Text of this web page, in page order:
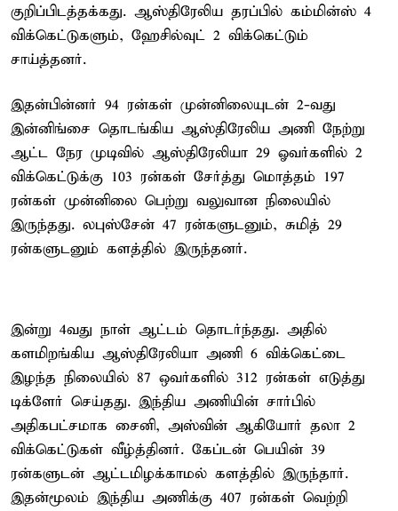
குறிப்பிடத்தக்கது. ஆஸ்திரேலிய தரப்பில் கம்மின்ஸ் 4
விக்கெட்டுகளும், ஹேசில்வுட் 2 விக்கெட்டும்
சாய்த்தனர்.
இதன்பின்னர் 94 ரன்கள் முன்னிலையுடன் 2-வது
இன்னிங்சை தொடங்கிய ஆஸ்திரேலிய அணி நேற்று
ஆட்ட நேர முடிவில் ஆஸ்திரேலியா 29 ஓவர்களில் 2
விக்கெட்டுக்கு 103 ரன்கள் சேர்த்து மொத்தம் 197
ரன்கள் முன்னிலை பெற்று வலுவான நிலையில்
இருந்தது. லபுஸ்சேன் 47 ரன்களுடனும், சுமித் 29
ரன்களுடனும் களத்தில் இருந்தனர்.
இன்று 4வது நாள் ஆட்டம் தொடர்ந்தது. அதில்
களமிறங்கிய ஆஸ்திரேலியா அணி 6 விக்கெட்டை
இழந்த நிலையில் 87 ஒவர்களில் 312 ரன்கள் எடுத்து
டிக்ளேர் செய்தது. இந்திய அணியின் சார்பில்
அதிகபட்சமாக சைனி, அஸ்வின் ஆகியோர் தலா 2
விக்கெட்டுகள் வீழ்த்தினர். கேப்டன் பெயின் 39
ரன்களுடன் ஆட்டமிழக்காமல் களத்தில் இருந்தார்.
இதன்மூலம் இந்திய அணிக்கு 407 ரன்கள் வெற்றி